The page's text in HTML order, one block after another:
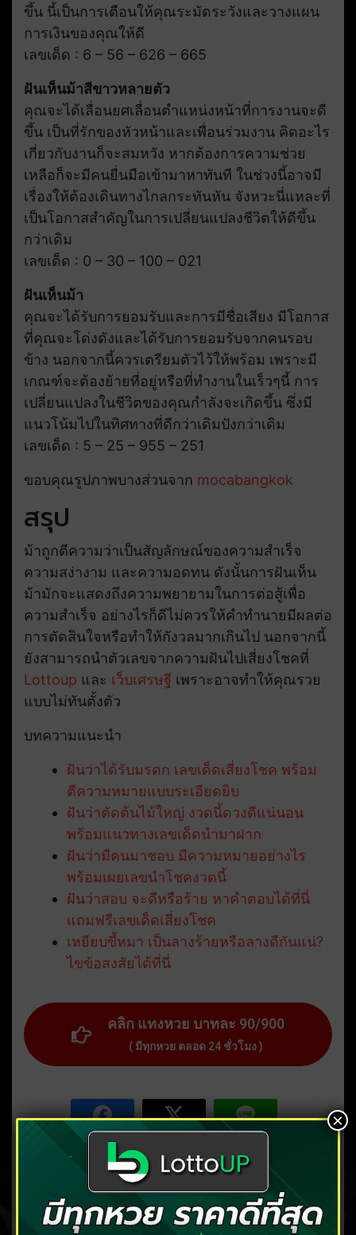
ขึ้น นี้เป็นการเตือนให้คุณระมัดระวังและวางแผน
การเงินของคุณให้ดี
เลขเด็ด : 6 – 56 – 626 – 665
ฝันเห็นม้าสีขาวหลายตัว
คุณจะได้เลื่อนยศเลื่อนตำแหน่งหน้าที่การงานจะดี
ขึ้น เป็นที่รักของหัวหน้าและเพื่อนร่วมงาน คิดอะไร
เกี่ยวกับงานก็จะสมหวัง หากต้องการความช่วย
เหลือก็จะมีคนยื่นมือเข้ามาหาทันที ในช่วงนี้อาจมี
เรื่องให้ต้องเดินทางไกลกระทันหัน จังหวะนี่แหละที่
เป็นโอกาสสำคัญในการเปลี่ยนแปลงชีวิตให้ดีขึ้น
กว่าเดิม
เลขเด็ด : 0 – 30 – 100 – 021
ฝันเห็นม้า
คุณจะได้รับการยอมรับและการมีชื่อเสียง มีโอกาส
ที่คุณจะโด่งดังและได้รับการยอมรับจากคนรอบ
ข้าง นอกจากนี้ควรเตรียมตัวไว้ให้พร้อม เพราะมี
เกณฑ์จะต้องย้ายที่อยู่หรือที่ทำงานในเร็วๆนี้ การ
เปลี่ยนแปลงในชีวิตของคุณกำลังจะเกิดขึ้น ซึ่งมี
แนวโน้มไปในทิศทางที่ดีกว่าเดิมปังกว่าเดิม
เลขเด็ด : 5 – 25 – 955 – 251
ขอบคุณรูปภาพบางส่วนจาก mocabangkok
สรุป
ม้าถูกตีความว่าเป็นสัญลักษณ์ของความสำเร็จ
ความสง่างาม และความอดทน ดังนั้นการฝันเห็น
ม้ามักจะแสดงถึงความพยายามในการต่อสู้เพื่อ
ความสำเร็จ อย่างไรก็ดีไม่ควรให้คำทำนายมีผลต่อ
การตัดสินใจหรือทำให้กังวลมากเกินไป นอกจากนี้
ยังสามารถนำตัวเลขจากความฝันไปเสี่ยงโชคที่
Lottoup และ เว็บเศรษฐี เพราะอาจทำให้คุณรวย
แบบไม่ทันตั้งตัว
บทความแนะนำ
ฝันว่าได้รับมรดก เลขเด็ดเสี่ยงโชค พร้อม
ตีความหมายแบบระเอียดยิบ
ฝันว่าตัดต้นไม้ใหญ่ งวดนี้ดวงดีแน่นอน
พร้อมแนวทางเลขเด็ดนำมาฝาก
ฝันว่ามีคนมาชอบ มีความหมายอย่างไร
พร้อมเผยเลขนำโชคงวดนี้
ฝันว่าสอบ จะดีหรือร้าย หาคำตอบได้ที่นี่
แถมฟรีเลขเด็ดเสี่ยงโชค
เหยียบขี้หมา เป็นลางร้ายหรือลางดีกันแน่?
ไขข้อสงสัยได้ที่นี่
คลิก แทงหวย บาทละ 90/900
( มีทุกหวย ตลอด 24 ชั่วโมง )
โพสต์ล่าสุด
×